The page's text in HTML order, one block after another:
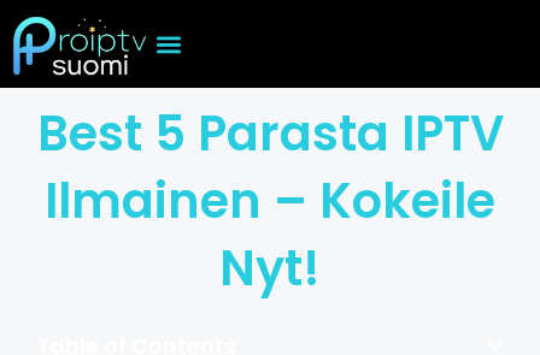
Skip
to
content
Best 5 Parasta IPTV
Ilmainen – Kokeile
Nyt!